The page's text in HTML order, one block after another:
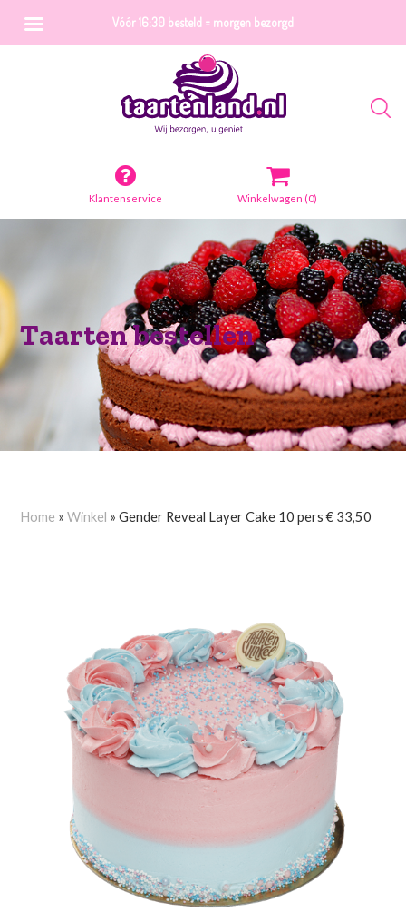
Klantenservice Winkelwagen (0)
Taarten bestellen
Home »Winkel »Gender Reveal Layer Cake 10 pers € 33,50
Vóór 16:30 besteld = morgen bezorgd